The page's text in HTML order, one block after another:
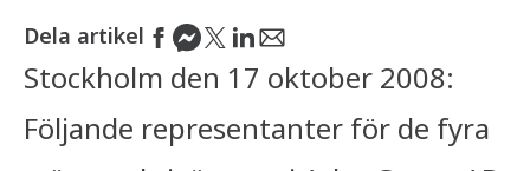
Dela artikel
Stockholm den 17 oktober 2008:
Följande representanter för de fyra